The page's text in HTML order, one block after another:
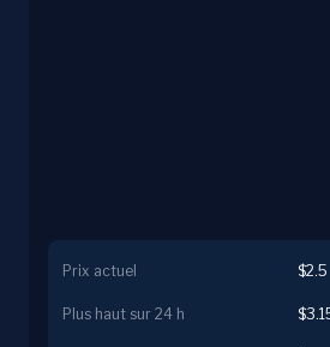
Prix actuel $2.5
Plus haut sur 24 h